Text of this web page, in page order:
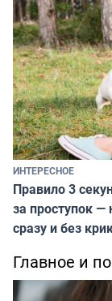
ИНТЕРЕСНОЕ
Правило 3
за проступок —
сразу и без
Главное и